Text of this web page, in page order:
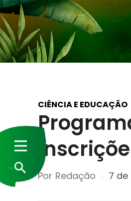
CIÊNCIA E EDUCAÇÃO
Por Redação 7 de